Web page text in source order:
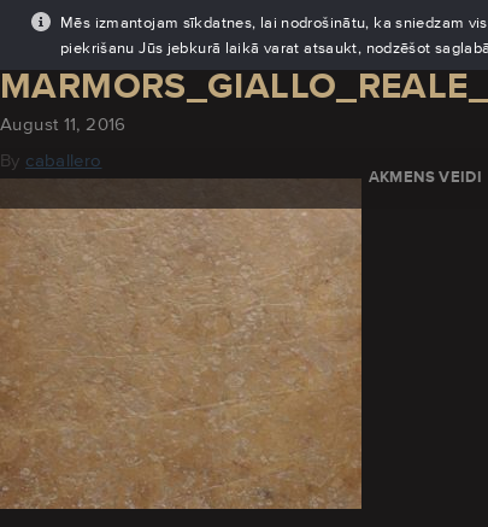
Mēs izmantojam sīkdatnes, lai nodrošinātu, ka sniedzam
piekrišanu Jūs jebkurā laikā varat atsaukt, nodzēšot
AKMENS VEIDI
August 11, 2016
By caballero